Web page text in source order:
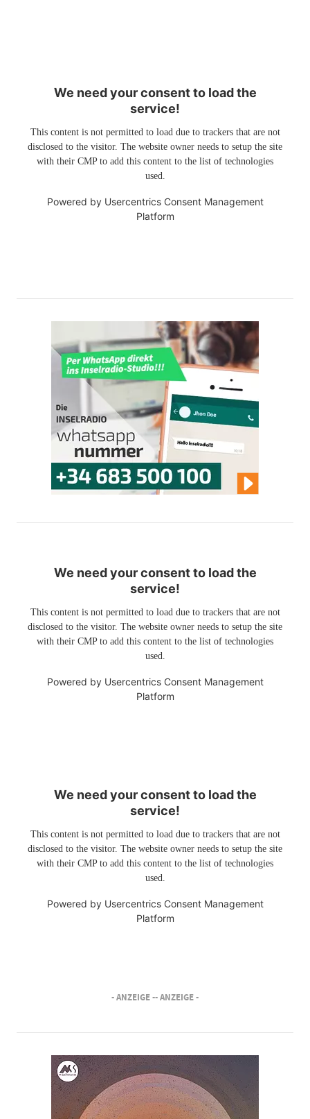
We need your consent to load the
service!
This content is not permitted to load due to trackers that are not
disclosed to the visitor. The website owner needs to setup the site
with their CMP to add this content to the list of technologies
used.
Powered by Usercentrics Consent Management
Platform
We need your consent to load the
service!
This content is not permitted to load due to trackers that are not
disclosed to the visitor. The website owner needs to setup the site
with their CMP to add this content to the list of technologies
used.
Powered by Usercentrics Consent Management
Platform
We need your consent to load the
service!
This content is not permitted to load due to trackers that are not
disclosed to the visitor. The website owner needs to setup the site
with their CMP to add this content to the list of technologies
used.
Powered by Usercentrics Consent Management
Platform
- ANZEIGE -- ANZEIGE -